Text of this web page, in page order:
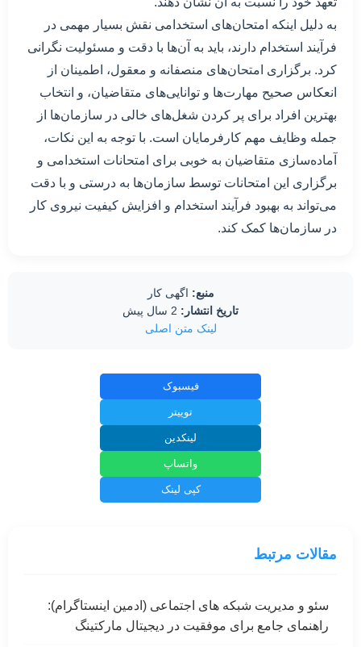
به دلیل اینکه امتحان‌های استخدامی نقش بسیار مهمی در
فرآیند استخدام دارند، باید به آن‌ها با دقت و مسئولیت نگرانی
کرد. برگزاری امتحان‌های منصفانه و معقول، اطمینان از
انعکاس صحیح مهارت‌ها و توانایی‌های متقاضیان، و انتخاب
بهترین افراد برای پر کردن شغل‌های خالی در سازمان‌ها از
جمله وظایف مهم کارفرمایان است. با توجه به این نکات،
آماده‌سازی متقاضیان به خوبی برای امتحانات استخدامی و
برگزاری این امتحانات توسط سازمان‌ها به درستی و با دقت
می‌تواند به بهبود فرآیند استخدام و افزایش کیفیت نیروی کار
در سازمان‌ها کمک کند.
منبع: اگهی کار
تاریخ انتشار:
لینک متن اصلی
فیسبوک
توییتر
لینکدین
واتساپ
کپی لینک
مقالات مرتبط
سئو و مدیریت شبکه های اجتماعی (ادمین اینستاگرام):
راهنمای جامع برای موفقیت در دیجیتال مارکتینگ